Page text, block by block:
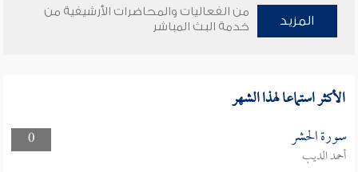
المزيد
من الفعاليات والمحاضرات الأرشيفية من
خدمة البث المباشر
الأكثر استماعا لهذا الشهر
0 سورة الحشر
أحمد الديب